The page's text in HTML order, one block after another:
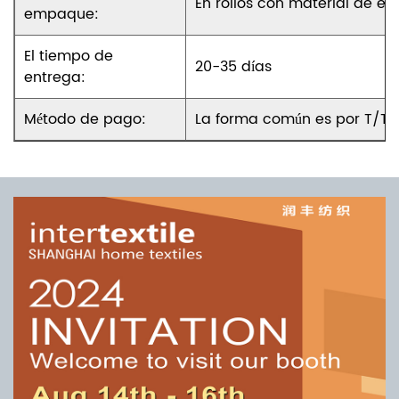
empaque:
El tiempo de
entrega:
20-35 días
Método de pago: La forma común es por T/